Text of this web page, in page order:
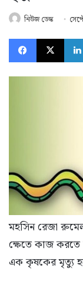
নিউজ ডেস্ক
Facebook
X
মহসিন রেজা
ক্ষেতে কাজ
এক কৃষকের মৃত্যু